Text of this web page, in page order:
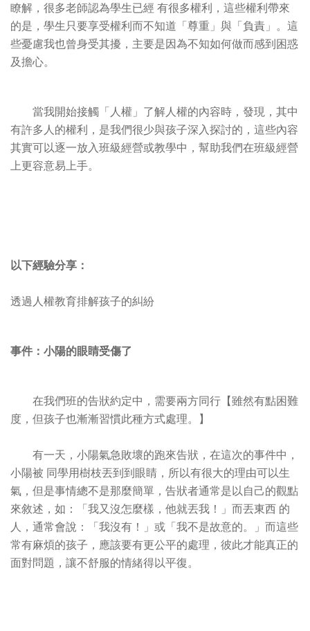
瞭解，很多老師認為學生已經 有很多權利，這些權利帶來
的是，學生只要享受權利而不知道「尊重」與「負責」。這
些憂慮我也曾身受其擾，主要是因為不知如何做而感到困惑
及擔心。
當我開始接觸「人權」了解人權的內容時，發現，其中
有許多人的權利，是我們很少與孩子深入探討的，這些內容
其實可以逐一放入班級經營或教學中，幫助我們在班級經營
上更容意易上手。
以下經驗分享：
透過人權教育排解孩子的糾紛
事件：小陽的眼睛受傷了
在我們班的告狀約定中，需要兩方同行【雖然有點困難
度，但孩子也漸漸習慣此種方式處理。】
有一天，小陽氣急敗壞的跑來告狀，在這次的事件中，
小陽被 同學用樹枝丟到到眼睛，所以有很大的理由可以生
氣，但是事情總不是那麼簡單，告狀者通常是以自己的觀點
來敘述，如：「我又沒怎麼樣，他就丟我！」而丟東西 的
人，通常會說：「我沒有！」或「我不是故意的。」而這些
常有麻煩的孩子，應該要有更公平的處理，彼此才能真正的
面對問題，讓不舒服的情緒得以平復。